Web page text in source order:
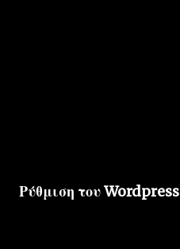
Ρύθμιση του Wordpress